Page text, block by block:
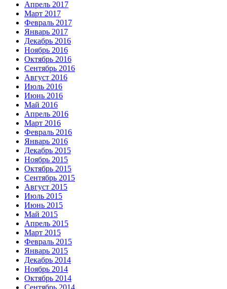
Апрель 2017
Март 2017
Февраль 2017
Январь 2017
Декабрь 2016
Ноябрь 2016
Октябрь 2016
Сентябрь 2016
Август 2016
Июль 2016
Июнь 2016
Май 2016
Апрель 2016
Март 2016
Февраль 2016
Январь 2016
Декабрь 2015
Ноябрь 2015
Октябрь 2015
Сентябрь 2015
Август 2015
Июль 2015
Июнь 2015
Май 2015
Апрель 2015
Март 2015
Февраль 2015
Январь 2015
Декабрь 2014
Ноябрь 2014
Октябрь 2014